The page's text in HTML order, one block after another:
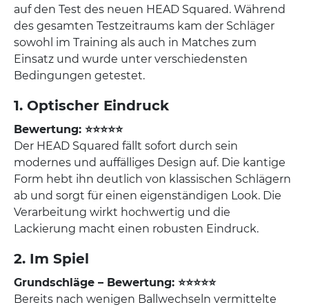
auf den Test des neuen HEAD Squared. Während
des gesamten Testzeitraums kam der Schläger
sowohl im Training als auch in Matches zum
Einsatz und wurde unter verschiedensten
Bedingungen getestet.
1. Optischer Eindruck
Bewertung: ⭐⭐⭐⭐⭐
Der HEAD Squared fällt sofort durch sein
modernes und auffälliges Design auf. Die kantige
Form hebt ihn deutlich von klassischen Schlägern
ab und sorgt für einen eigenständigen Look. Die
Verarbeitung wirkt hochwertig und die
Lackierung macht einen robusten Eindruck.
2. Im Spiel
Grundschläge – Bewertung: ⭐⭐⭐⭐⭐
Bereits nach wenigen Ballwechseln vermittelte